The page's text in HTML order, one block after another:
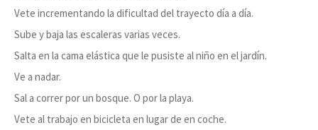
Vete incrementando la dificultad del trayecto día a día.
Sube y baja las escaleras varias veces.
Salta en la cama elástica que le pusiste al niño en el jardín.
Ve a nadar.
Sal a correr por un bosque. O por la playa.
Vete al trabajo en bicicleta en lugar de en coche.